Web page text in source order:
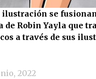
ilustración se
de Robin Yayla que
a través de sus
2022